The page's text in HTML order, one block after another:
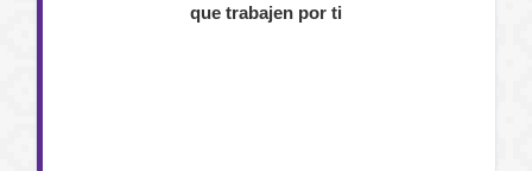
que trabajen por ti